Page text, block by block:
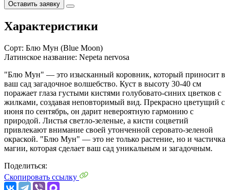
Оставить заявку
Характеристики
Сорт: Блю Мун (Blue Moon)
Латинское название: Nepeta nervosa
"Блю Мун" — это изысканный коровник, который приносит в
ваш сад загадочное волшебство. Куст в высоту 30-40 см
поражает глаза густыми кистями голубовато-синих цветков с
жилками, создавая неповторимый вид. Прекрасно цветущий с
июня по сентябрь, он дарит невероятную гармонию с
природой. Листья светло-зеленые, а кисти соцветий
привлекают внимание своей утонченной серовато-зеленой
окраской. "Блю Мун" — это не только растение, но и частичка
магии, которая сделает ваш сад уникальным и загадочным.
Поделиться:
Скопировать ссылку